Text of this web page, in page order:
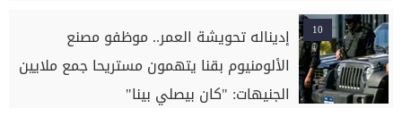
10
إديناله تحويشة العمر.. موظفو مصنع
الألومنيوم بقنا يتهمون مستريحا جمع ملايين
الجنيهات: "كان بيصلي بينا"